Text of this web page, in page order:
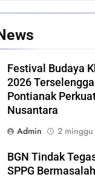
Festival Budaya
2026
Pontianak
Nusantara
Admin
2
BGN Tindak
SPPG